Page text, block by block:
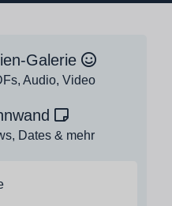
Galerie
Audio, Video
Dates & mehr